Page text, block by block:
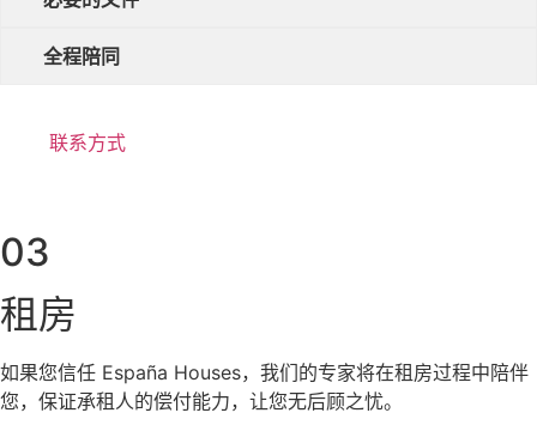
全程陪同
联系方式
03
租房
如果您信任 España Houses，我们的专家将在租房过程中陪伴
您，保证承租人的偿付能力，让您无后顾之忧。